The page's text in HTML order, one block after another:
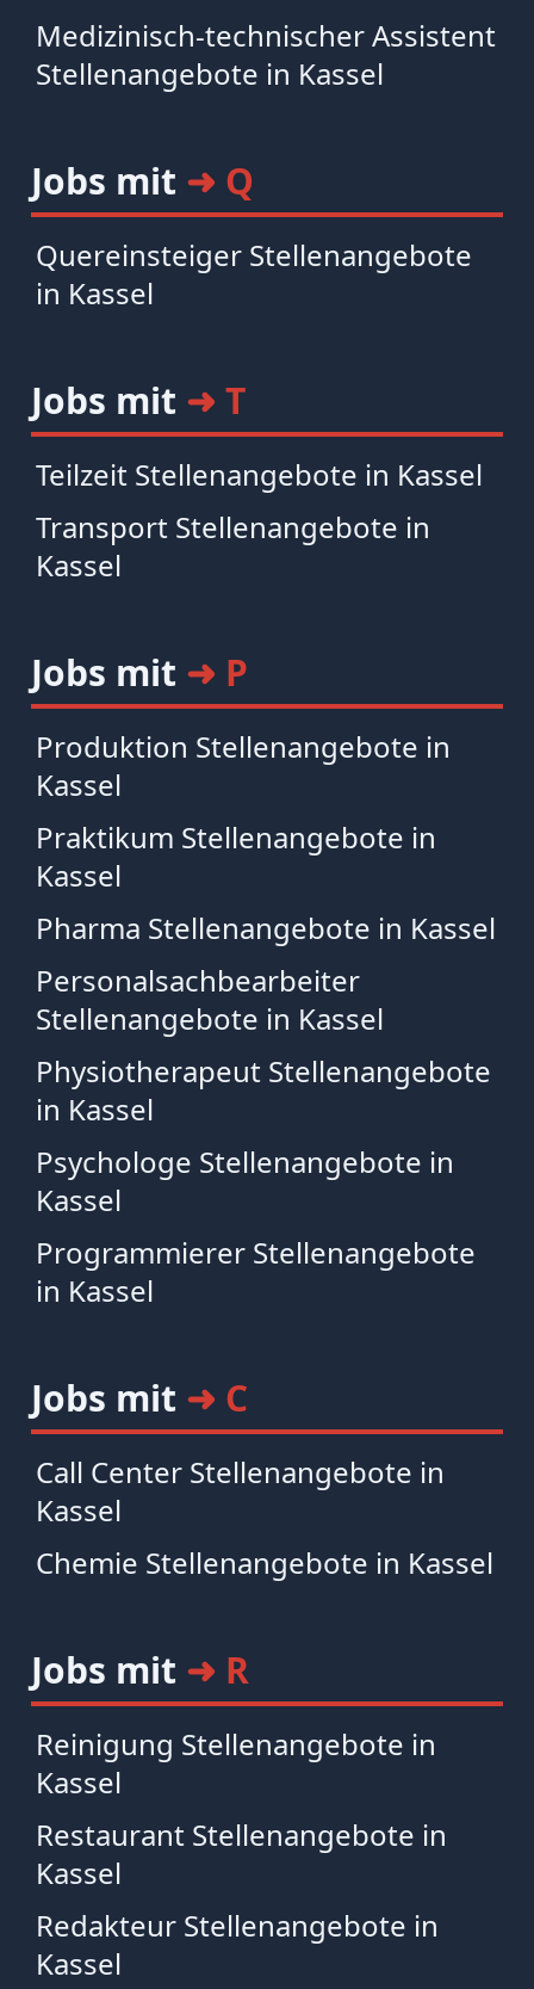
Medizinisch-technischer Assistent
Stellenangebote in Kassel
Jobs mit ➜ Q
Quereinsteiger Stellenangebote
in Kassel
Jobs mit ➜ T
Teilzeit Stellenangebote in Kassel
Transport Stellenangebote in
Kassel
Jobs mit ➜ P
Produktion Stellenangebote in
Kassel
Praktikum Stellenangebote in
Kassel
Pharma Stellenangebote in Kassel
Personalsachbearbeiter
Stellenangebote in Kassel
Physiotherapeut Stellenangebote
in Kassel
Psychologe Stellenangebote in
Kassel
Programmierer Stellenangebote
in Kassel
Jobs mit ➜ C
Call Center Stellenangebote in
Kassel
Chemie Stellenangebote in Kassel
Jobs mit ➜ R
Reinigung Stellenangebote in
Kassel
Restaurant Stellenangebote in
Kassel
Redakteur Stellenangebote in
Kassel